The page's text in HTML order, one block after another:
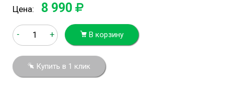
Цена: 8 990
- + В корзину
Купить в 1 клик